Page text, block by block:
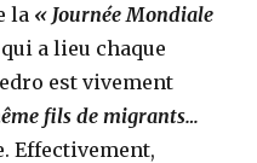
la « Journée Mondiale
a lieu chaque
est vivement
fils de migrants…
Effectivement,